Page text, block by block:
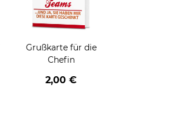
Grußkarte für die
Chefin
2,00 €